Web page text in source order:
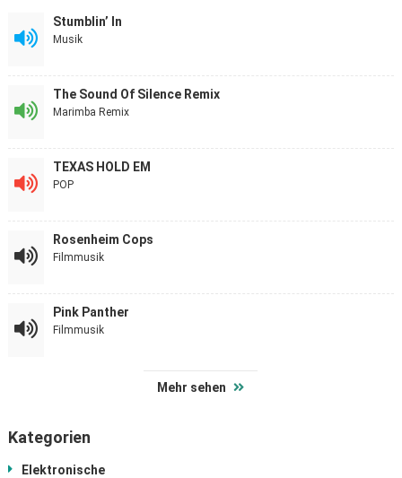
Stumblin’ In
Musik
The Sound Of Silence Remix
Marimba Remix
TEXAS HOLD EM
POP
Rosenheim Cops
Filmmusik
Pink Panther
Filmmusik
Mehr sehen
Kategorien
Elektronische